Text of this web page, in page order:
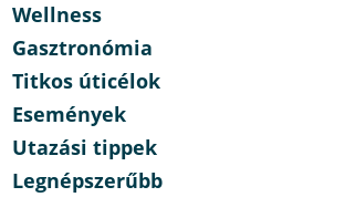
Wellness
Gasztronómia
Titkos úticélok
Események
Utazási tippek
Legnépszerűbb